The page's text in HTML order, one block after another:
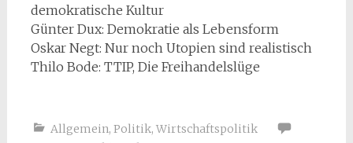
demokratische Kultur
Günter Dux: Demokratie als Lebensform
Oskar Negt: Nur noch Utopien sind realistisch
Thilo Bode: TTIP, Die Freihandelslüge
Allgemein, Politik, Wirtschaftspolitik